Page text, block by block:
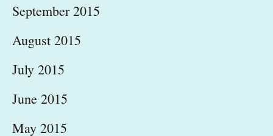
September 2015
August 2015
July 2015
June 2015
May 2015